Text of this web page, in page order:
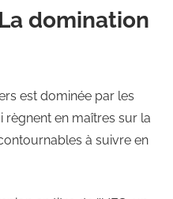
domination
est dominée par les
en maîtres sur la
à suivre en